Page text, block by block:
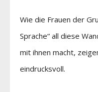
Wie die Frauen der
Sprache“ all diese
mit ihnen macht,
eindrucksvoll.